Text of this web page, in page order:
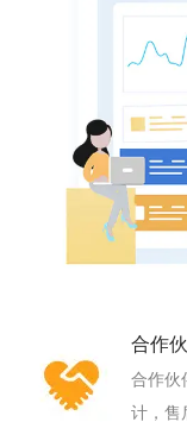
合作
合作伙
计，售